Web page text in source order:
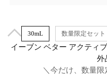
30mL 数量限定セット
イーブン ベター アクティ
外
＼今だけ、数量